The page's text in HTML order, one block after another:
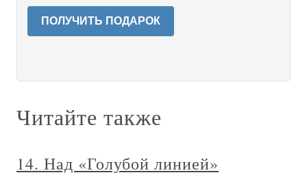
ПОЛУЧИТЬ ПОДАРОК
Читайте также
14. Над «Голубой линией»